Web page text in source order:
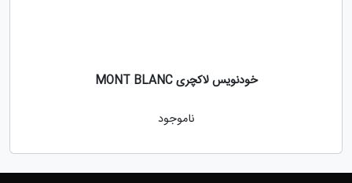
خودنویس لاکچری MONT BLANC
ناموجود